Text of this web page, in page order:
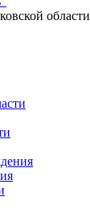
области